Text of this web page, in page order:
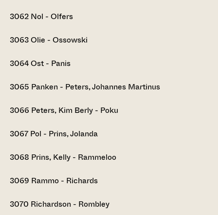
3062 Nol - Olfers
3063Olie - Ossowski
3064Ost - Panis
3065 Panken - Peters, Johannes Martinus
3066 Peters, Kim Berly - Poku
3067 Pol - Prins, Jolanda
3068 Prins, Kelly - Rammeloo
3069 Rammo - Richards
3070 Richardson - Rombley